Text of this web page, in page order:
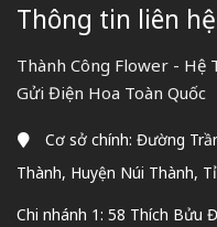
Thông tin liên hệ
Thành Công Flower - Hệ
Gửi Điện Hoa Toàn Quốc
Cơ sở chính: Đường
Thành, Huyện Núi Thành,
Chi nhánh 1: 58 Thích Bửu